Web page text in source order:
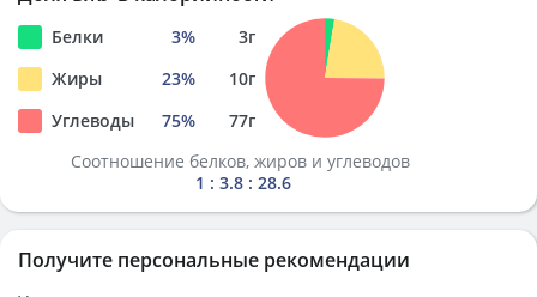
Белки 3% 3г
Жиры
23% 10г
Углеводы
75% 77г
Соотношение белков, жиров и углеводов
1 : 3.8 : 28.6
Получите персональные рекомендации